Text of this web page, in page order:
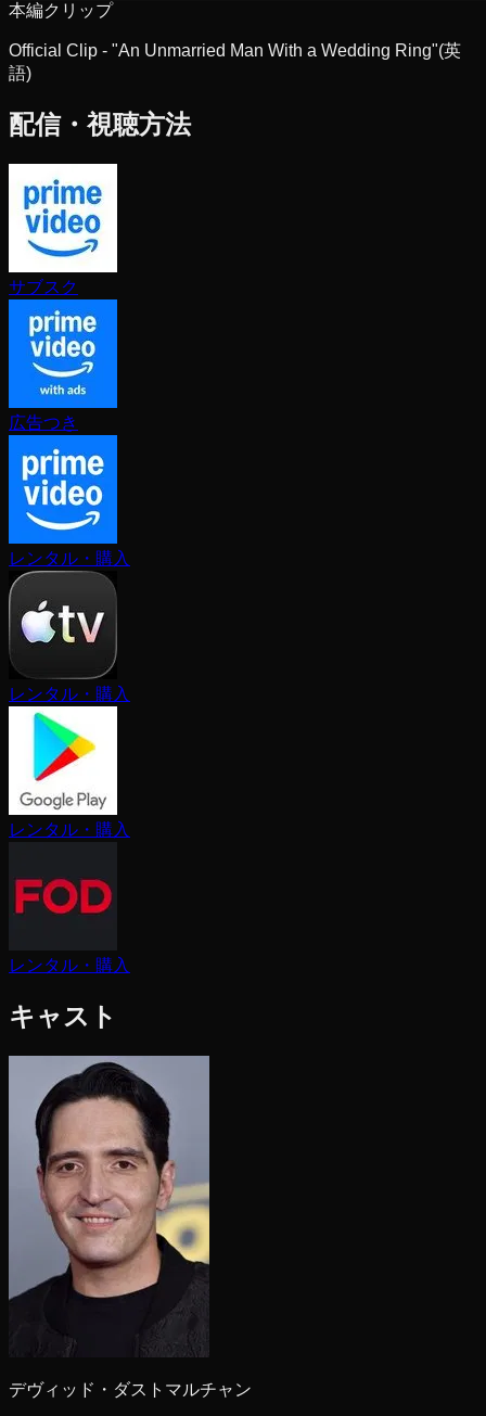
本編クリップ
Official Clip - "An Unmarried Man With a Wedding Ring"(英
語)
配信・視聴方法
サブスク
広告つき
レンタル・購入
レンタル・購入
レンタル・購入
レンタル・購入
キャスト
デヴィッド・ダストマルチャン